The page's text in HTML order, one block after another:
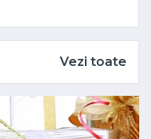
Vezi toate